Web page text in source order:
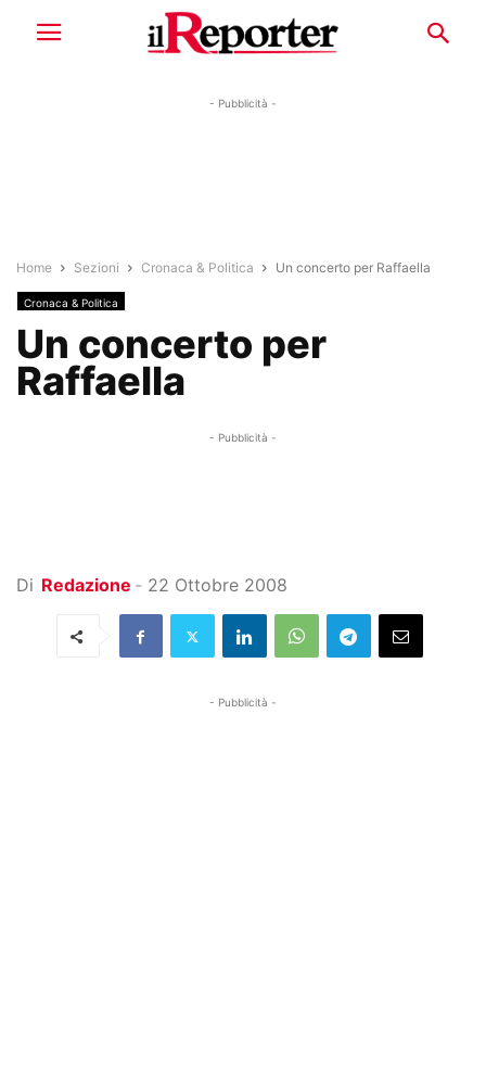
- Pubblicità -
Home Sezioni Cronaca & Politica Un concerto per Raffaella
Cronaca & Politica
Un concerto per
Raffaella
- Pubblicità -
Di Redazione - 22 Ottobre 2008
- Pubblicità -